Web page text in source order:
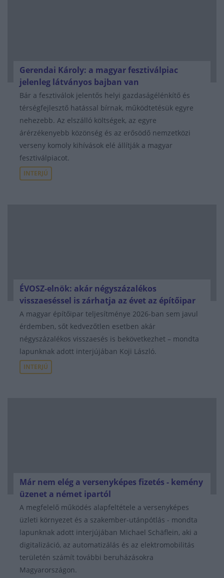
Gerendai Károly: a magyar fesztiválpiac
jelenleg látványos bajban van
Bár a fesztiválok jelentős helyi gazdaságélénkítő és
térségfejlesztő hatással bírnak, működtetésük egyre
nehezebb. Az elszálló költségek, az egyre
árérzékenyebb közönség és az erősödő nemzetközi
verseny komoly kihívások elé állítják a magyar
fesztiválpiacot.
INTERJÚ
ÉVOSZ-elnök: akár négyszázalékos
visszaeséssel is zárhatja az évet az építőipar
A magyar építőipar teljesítménye 2026-ban sem javul
érdemben, sőt kedvezőtlen esetben akár
négyszázalékos visszaesés is bekövetkezhet – mondta
lapunknak adott interjújában Koji László.
INTERJÚ
Már nem elég a versenyképes fizetés - kemény
üzenet a német ipartól
A megfelelő működés alapfeltétele a versenyképes
üzleti környezet és a szakember-utánpótlás - mondta
lapunknak adott interjújában Michael Schäflein, aki a
digitalizáció, az automatizálás és az elektromobilitás
területén számít további beruházásokra
Magyarországon.